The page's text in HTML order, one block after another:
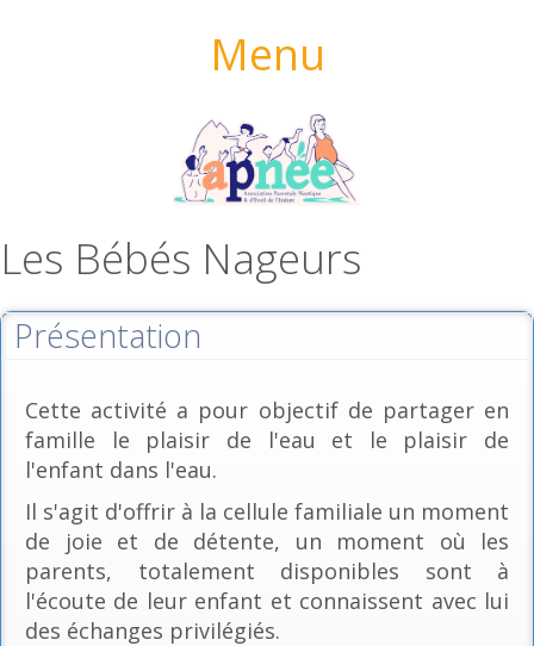
Menu
Les Bébés Nageurs
Présentation
Cette activité a pour objectif de partager en
famille le plaisir de l'eau et le plaisir de
l'enfant dans l'eau.
Il s'agit d'offrir à la cellule familiale un moment
de joie et de détente, un moment où les
parents, totalement disponibles sont à
l'écoute de leur enfant et connaissent avec lui
des échanges privilégiés.